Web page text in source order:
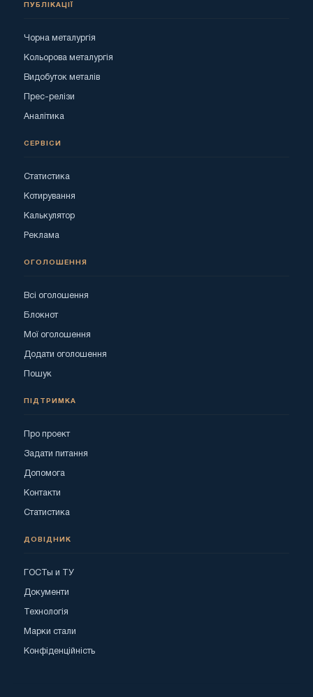
ПУБЛІКАЦІЇ
Чорна металургія
Кольорова металургія
Видобуток металів
Прес-релізи
Аналітика
СЕРВІСИ
Статистика
Котирування
Калькулятор
Реклама
ОГОЛОШЕННЯ
Всі оголошення
Блокнот
Мої оголошення
Додати оголошення
Пошук
ПІДТРИМКА
Про проект
Задати питання
Допомога
Контакти
Статистика
ДОВІДНИК
ГОСТы и ТУ
Документи
Технологія
Марки стали
Конфіденційність